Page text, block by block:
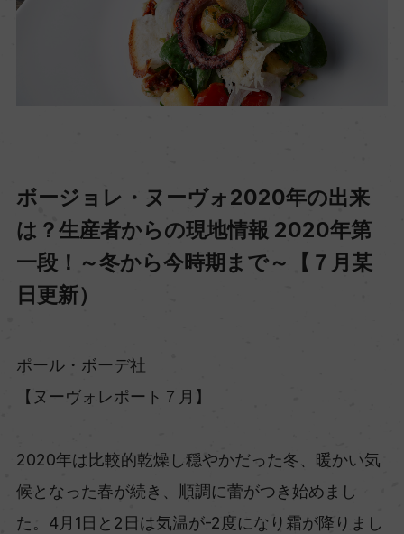
ボージョレ・ヌーヴォ2020年の出来
は？生産者からの現地情報 2020年第
一段！～冬から今時期まで～【７月某
日更新）
ポール・ボーデ社
【ヌーヴォレポート７月】
2020年は比較的乾燥し穏やかだった冬、暖かい気
候となった春が続き、順調に蕾がつき始めまし
た。4月1日と2日は気温が-2度になり霜が降りまし